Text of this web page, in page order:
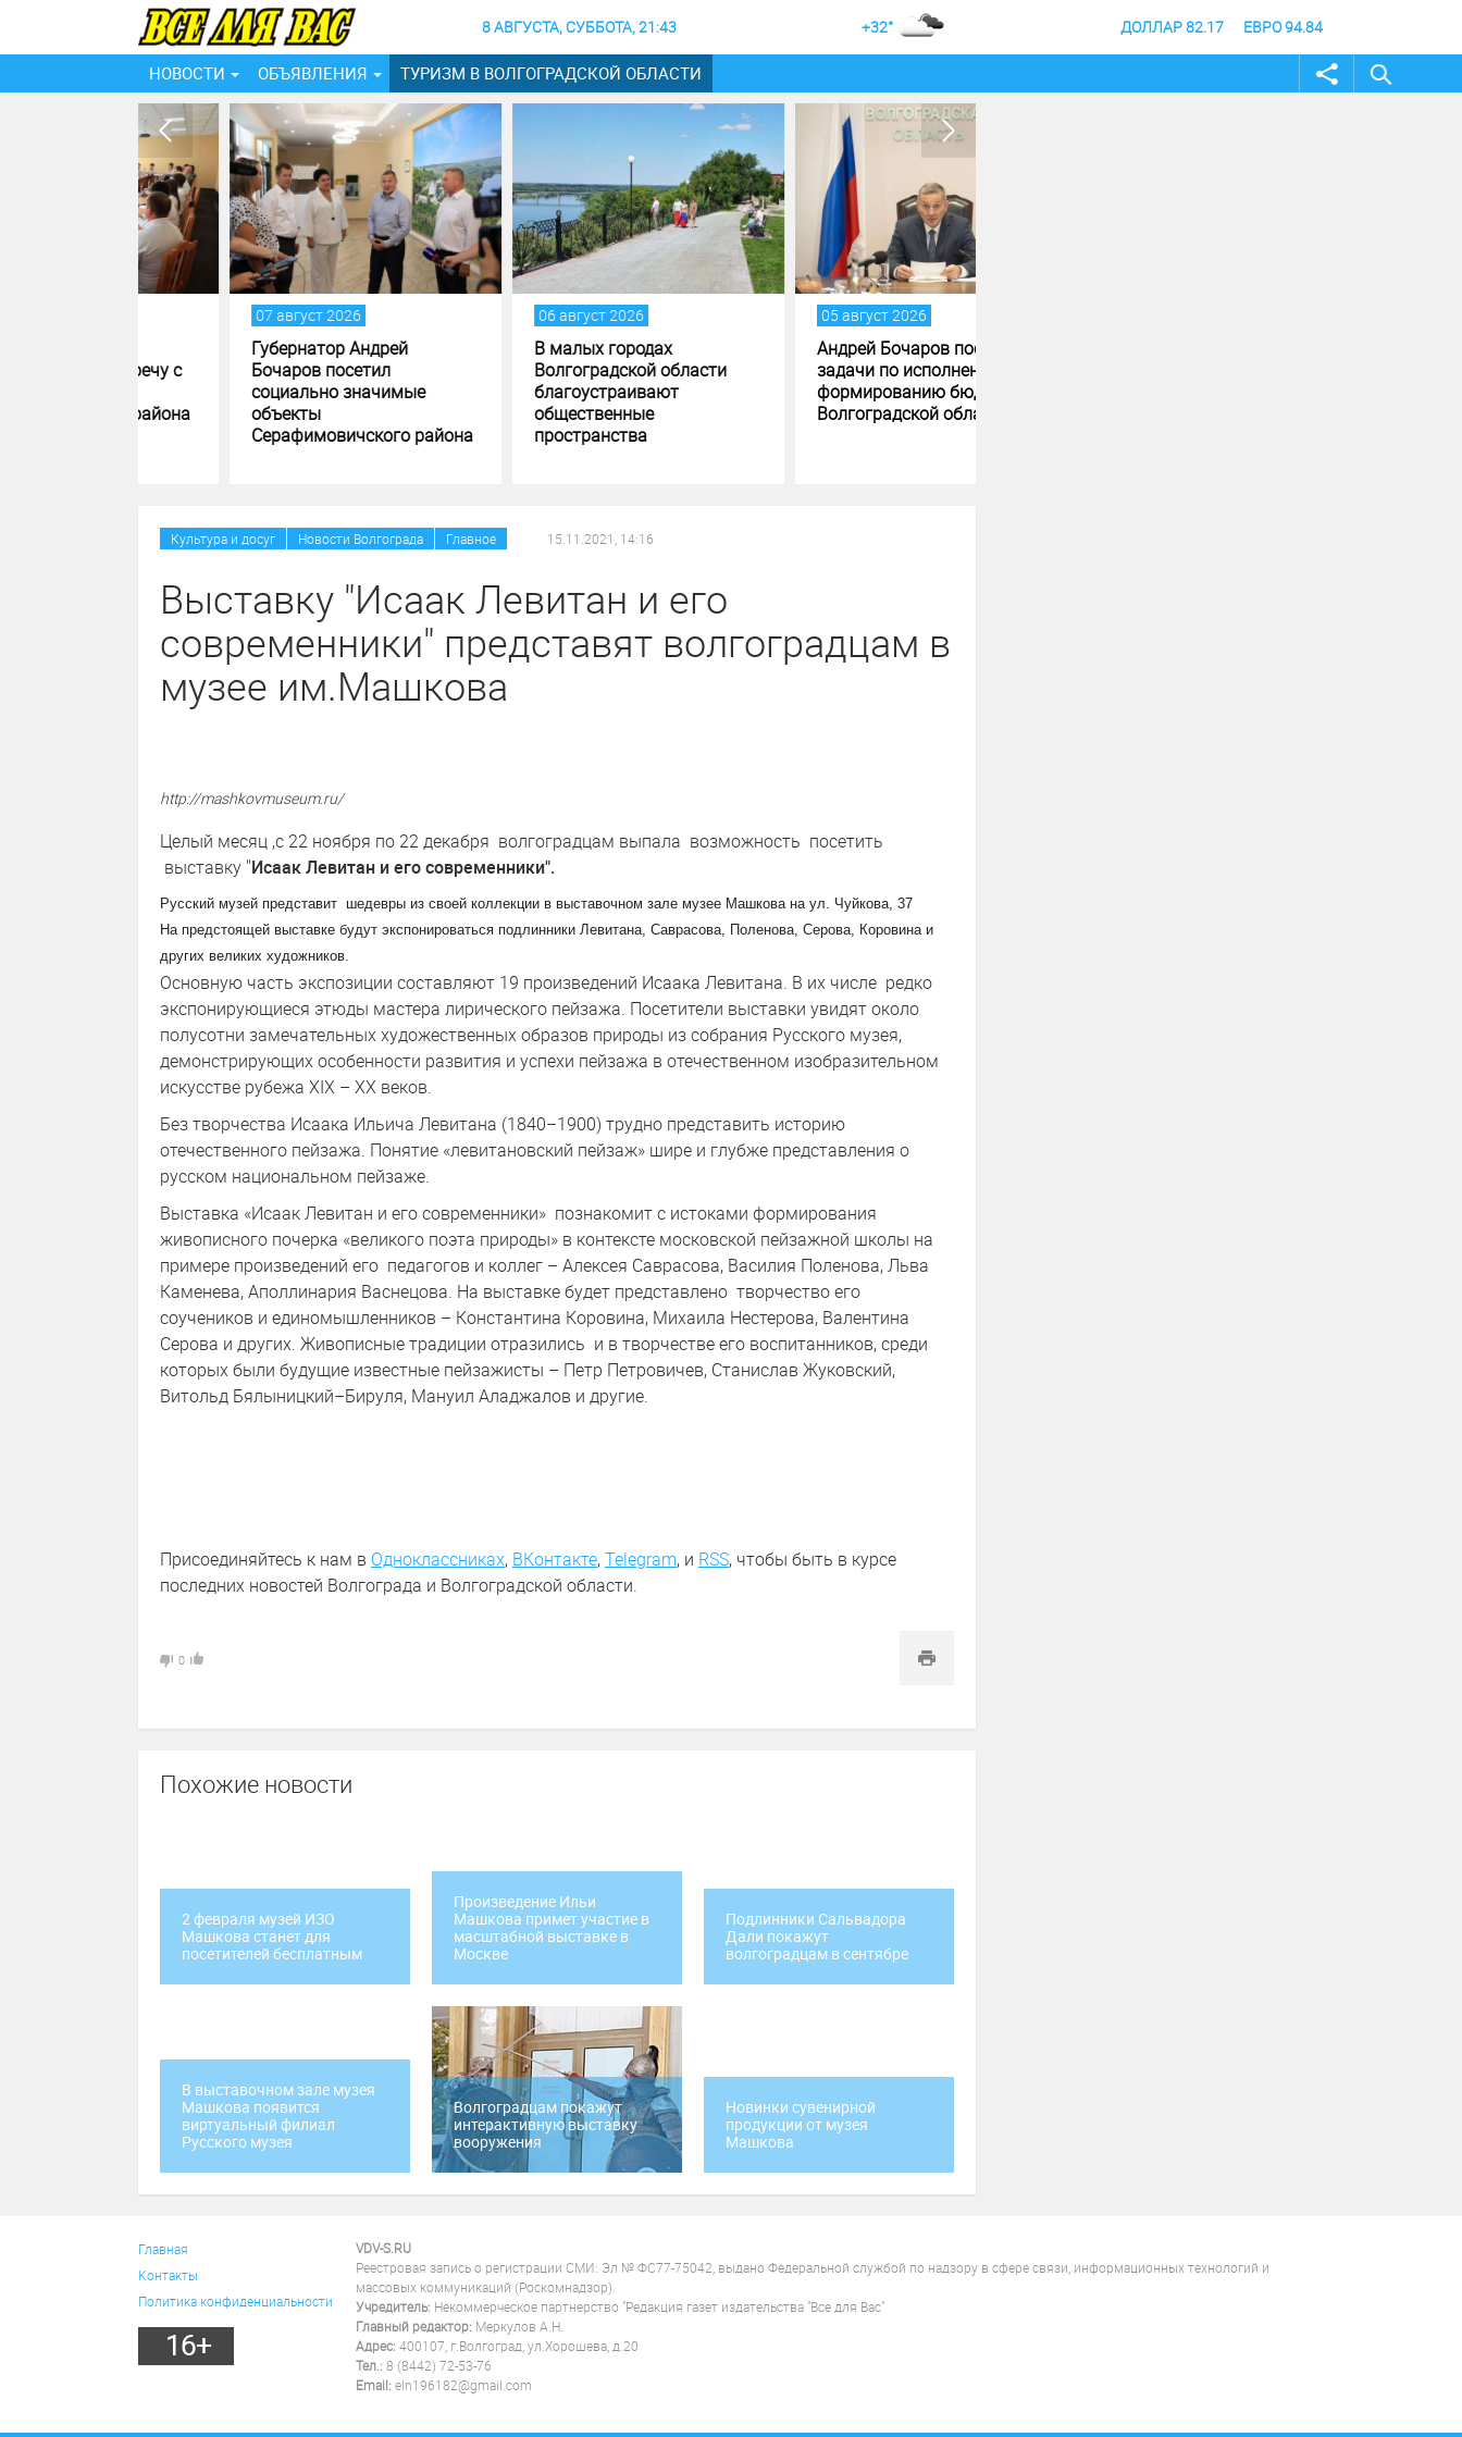
8 АВГУСТА, СУББОТА, 21:43 +32° ДОЛЛАР 82.17 ЕВРО 94.84
НОВОСТИ ОБЪЯВЛЕНИЯ ТУРИЗМ В ВОЛГОГРАДСКОЙ ОБЛАСТИ
07 август 2026
Губернатор Андрей
Бочаров посетил
социально значимые
объекты
Серафимовичского района
06 август 2026
В малых городах
Волгоградской области
благоустраивают
общественные
пространства
05 август 2026
Андрей Бочаров поставил
задачи по исполнению и
формированию бюджета
Волгоградской области
Культура и досуг Новости Волгограда Главное 15.11.2021, 14:16
Выставку "Исаак Левитан и его
современники" представят волгоградцам в
музее им.Машкова
http://mashkovmuseum.ru/
Целый месяц ,с 22 ноября по 22 декабря волгоградцам выпала возможность посетить
выставку "Исаак Левитан и его современники".
Русский музей представит шедевры из своей коллекции в выставочном зале музее Машкова на ул. Чуйкова, 37
На предстоящей выставке будут экспонироваться подлинники Левитана, Саврасова, Поленова, Серова, Коровина и
других великих художников.
Основную часть экспозиции составляют 19 произведений Исаака Левитана. В их числе редко
экспонирующиеся этюды мастера лирического пейзажа. Посетители выставки увидят около
полусотни замечательных художественных образов природы из собрания Русского музея,
демонстрирующих особенности развития и успехи пейзажа в отечественном изобразительном
искусстве рубежа XIX – XX веков.
Без творчества Исаака Ильича Левитана (1840–1900) трудно представить историю
отечественного пейзажа. Понятие «левитановский пейзаж» шире и глубже представления о
русском национальном пейзаже.
Выставка «Исаак Левитан и его современники» познакомит с истоками формирования
живописного почерка «великого поэта природы» в контексте московской пейзажной школы на
примере произведений его педагогов и коллег – Алексея Саврасова, Василия Поленова, Льва
Каменева, Аполлинария Васнецова. На выставке будет представлено творчество его
соучеников и единомышленников – Константина Коровина, Михаила Нестерова, Валентина
Серова и других. Живописные традиции отразились и в творчестве его воспитанников, среди
которых были будущие известные пейзажисты – Петр Петровичев, Станислав Жуковский,
Витольд Бялыницкий–Бируля, Мануил Аладжалов и другие.
Присоединяйтесь к нам в Одноклассниках, ВКонтакте,Telegram, и RSS, чтобы быть в курсе
последних новостей Волгограда и Волгоградской области.
0
Похожие новости
2 февраля музей ИЗО
Машкова станет для
посетителей бесплатным
Произведение Ильи
Машкова примет участие в
масштабной выставке в
Москве
Подлинники Сальвадора
Дали покажут
волгоградцам в сентябре
В выставочном зале музея
Машкова появится
виртуальный филиал
Русского музея
Волгоградцам покажут
интерактивную выставку
вооружения
Новинки сувенирной
продукции от музея
Машкова
Главная
Контакты
Политика конфиденциальности
16+
VDV-S.RU
Реестровая запись о регистрации СМИ: Эл № ФС77-75042, выдано Федеральной службой по надзору в сфере связи, информационных технологий и
массовых коммуникаций (Роскомнадзор).
Учредитель: Некоммерческое партнерство "Редакция газет издательства "Все для Вас"
Главный редактор: Меркулов А.Н.
Адрес: 400107, г.Волгоград, ул.Хорошева, д.20
Тел.: 8 (8442) 72-53-76
Email: eln196182@gmail.com